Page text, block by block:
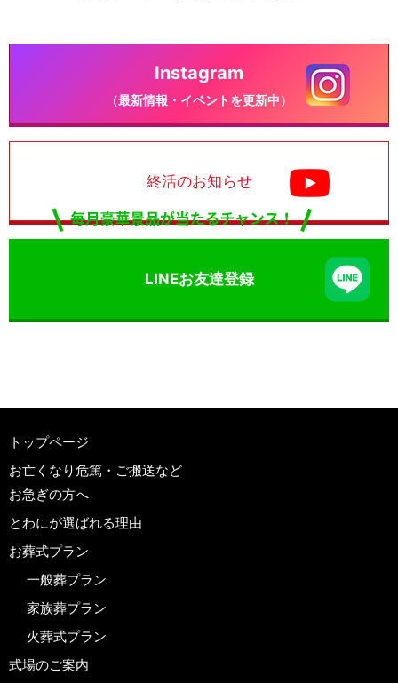
Instagram
（最新情報・イベントを更新中）
終活のお知らせ
LINEお友達登録
トップページ
お亡くなり危篤・ご搬送など
お急ぎの方へ
とわにが選ばれる理由
お葬式プラン
一般葬プラン
家族葬プラン
火葬式プラン
式場のご案内